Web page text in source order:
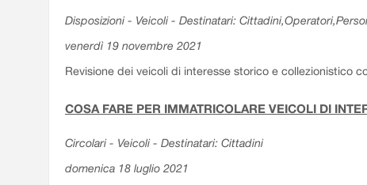
Disposizioni - Veicoli - Destinatari:
venerdì 19 novembre 2021
Revisione dei veicoli di interesse storico e collezionistico
COSA FARE PER IMMATRICOLARE VEICOLI DI
Circolari - Veicoli - Destinatari: Cittadini
domenica 18 luglio 2021